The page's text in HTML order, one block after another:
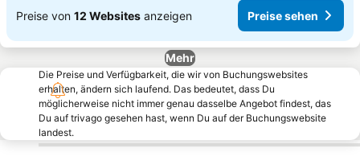
Preise von 12 Websites anzeigen Preise sehen
Mehr
Die Preise und Verfügbarkeit, die wir von Buchungswebsites
erhalten, ändern sich laufend. Das bedeutet, dass Du
möglicherweise nicht immer genau dasselbe Angebot findest, das
Du auf trivago gesehen hast, wenn Du auf der Buchungswebsite
landest.